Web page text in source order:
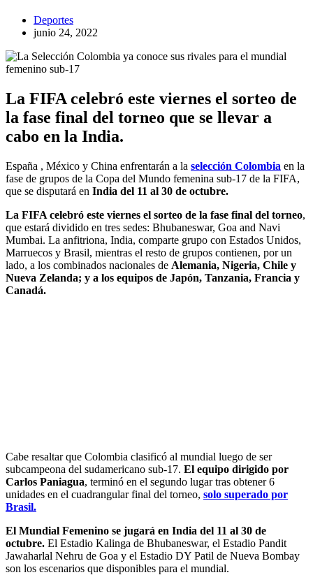
Deportes
junio 24, 2022
La FIFA celebró este viernes el sorteo de
la fase final del torneo que se llevar a
cabo en la India.
España , México y China enfrentarán a la selección Colombia en la
fase de grupos de la Copa del Mundo femenina sub-17 de la FIFA,
que se disputará en India del 11 al 30 de octubre.
La FIFA celebró este viernes el sorteo de la fase final del torneo,
que estará dividido en tres sedes: Bhubaneswar, Goa and Navi
Mumbai. La anfitriona, India, comparte grupo con Estados Unidos,
Marruecos y Brasil, mientras el resto de grupos contienen, por un
lado, a los combinados nacionales de Alemania, Nigeria, Chile y
Nueva Zelanda; y a los equipos de Japón, Tanzania, Francia y
Canadá.
Cabe resaltar que Colombia clasificó al mundial luego de ser
subcampeona del sudamericano sub-17. El equipo dirigido por
Carlos Paniagua, terminó en el segundo lugar tras obtener 6
unidades en el cuadrangular final del torneo, solo superado por
Brasil.
El Mundial Femenino se jugará en India del 11 al 30 de
octubre. El Estadio Kalinga de Bhubaneswar, el Estadio Pandit
Jawaharlal Nehru de Goa y el Estadio DY Patil de Nueva Bombay
son los escenarios que disponibles para el mundial.